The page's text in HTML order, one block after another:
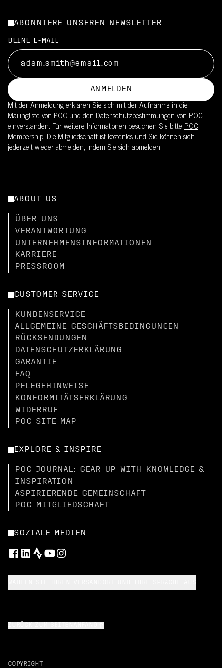
Komfort, Passform oder Belüftung
so für angenehmeres Fahren
Luftstrom ist auf aufrechte bis neutrale Fahrpositionen
abgestimmt
Hilft, Wärme bei Anstiegen und gleichmäßigen Belastungen zu
regulieren
Für Komfort entwickelt, auch wenn Geschwindigkeit und
ABONNIERE UNSEREN NEWSLETTER
DEINE E-MAIL
ANMELDEN
Mit der Anmeldung erklären Sie sich mit der Aufnahme in die
Mailingliste von POC und den Datenschutzbestimmungen von POC
einverstanden. Für weitere Informationen besuchen Sie bitte POC
Membership. Die Mitgliedschaft ist kostenlos und Sie können sich
jederzeit wieder abmelden, indem Sie sich abmelden.
ABOUT US
ÜBER UNS
VERANTWORTUNG
UNTERNEHMENSINFORMATIONEN
KARRIERE
PRESSROOM
CUSTOMER SERVICE
KUNDENSERVICE
ALLGEMEINE GESCHÄFTSBEDINGUNGEN
RÜCKSENDUNGEN
DATENSCHUTZERKLÄRUNG
GARANTIE
FAQ
PFLEGEHINWEISE
KONFORMITÄTSERKLÄRUNG
WIDERRUF
POC SITE MAP
EXPLORE & INSPIRE
POC JOURNAL: GEAR UP WITH KNOWLEDGE &
INSPIRATION
ASPIRIERENDE GEMEINSCHAFT
POC MITGLIEDSCHAFT
SOZIALE MEDIEN
COPYRIGHT